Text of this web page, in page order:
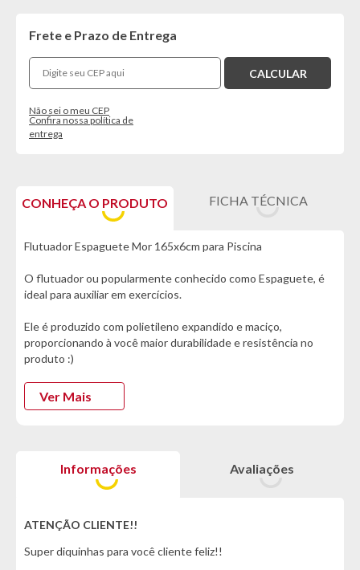
Frete e Prazo de Entrega
Não sei o meu CEP
Confira nossa política de
entrega
CONHEÇA O PRODUTO FICHA TÉCNICA
Flutuador Espaguete Mor 165x6cm para Piscina
O flutuador ou popularmente conhecido como Espaguete, é
ideal para auxiliar em exercícios.
Ele é produzido com polietileno expandido e maciço,
proporcionando à você maior durabilidade e resistência no
produto :)
É uma ferramenta muito vista em aulas de natação por idosos
e crianças, pois o flutuador é um excelente apoio em diversos
do usuário*
- Marca: MOR
- Material: Polietileno
Ver Mais
Informações Avaliações
ATENÇÃO CLIENTE!!
Super diquinhas para você cliente feliz!!